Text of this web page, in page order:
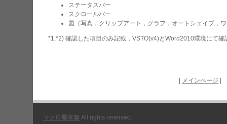
ステータスバー
スクロールバー
図（写真，クリップアート，グラフ，オートシェイプ，
*1,*2) 確認した項目のみ記載，VSTO(v4)とWord2010環境にて確
メインページ
マクロ屋本舗 All rights reserved.